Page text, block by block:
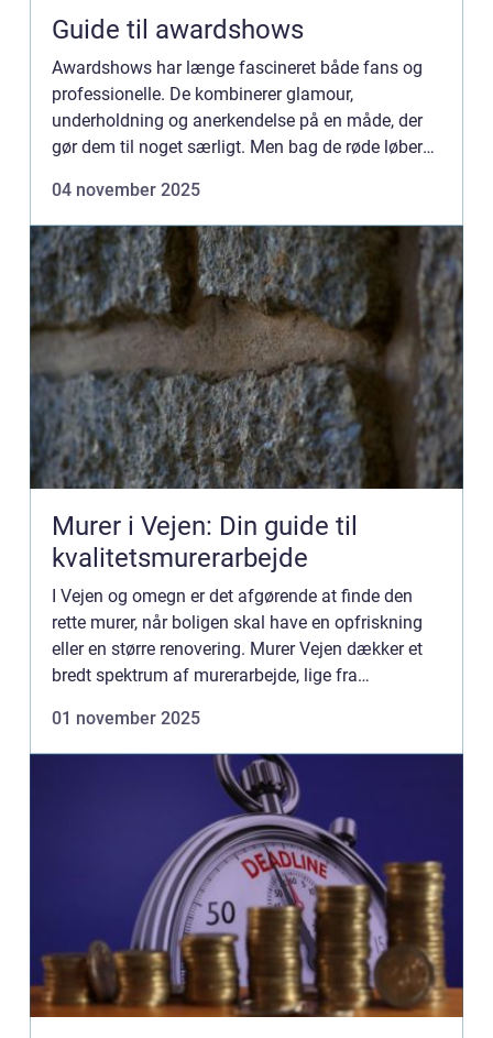
Guide til awardshows
Awardshows har længe fascineret både fans og
professionelle. De kombinerer glamour,
underholdning og anerkendelse på en måde, der
gør dem til noget særligt. Men bag de røde løbere
04 november 2025
Murer i Vejen: Din guide til
kvalitetsmurerarbejde
I Vejen og omegn er det afgørende at finde den
rette murer, når boligen skal have en opfriskning
eller en større renovering. Murer Vejen dækker et
bredt spektrum af murerarbejde, lige fra
01 november 2025